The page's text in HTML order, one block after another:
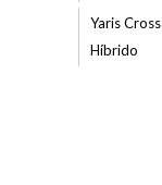
Yaris Cross
Híbrido